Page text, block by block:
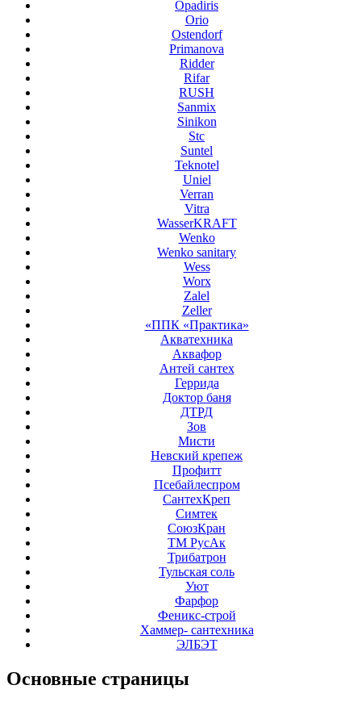
Opadiris
Orio
Ostendorf
Primanova
Ridder
Rifar
RUSH
Sanmix
Sinikon
Stc
Suntel
Teknotel
Uniel
Verran
Vitra
WasserKRAFT
Wenko
Wenko sanitary
Wess
Worx
Zalel
Zeller
«ППК «Практика»
Акватехника
Аквафор
Антей сантех
Геррида
Доктор баня
ДТРД
Зов
Мисти
Невский крепеж
Профитт
Псебайлеспром
СантехКреп
Симтек
СоюзКран
ТМ РусАк
Трибатрон
Тульская соль
Уют
Фарфор
Феникс-строй
Хаммер- сантехника
ЭЛБЭТ
Основные страницы